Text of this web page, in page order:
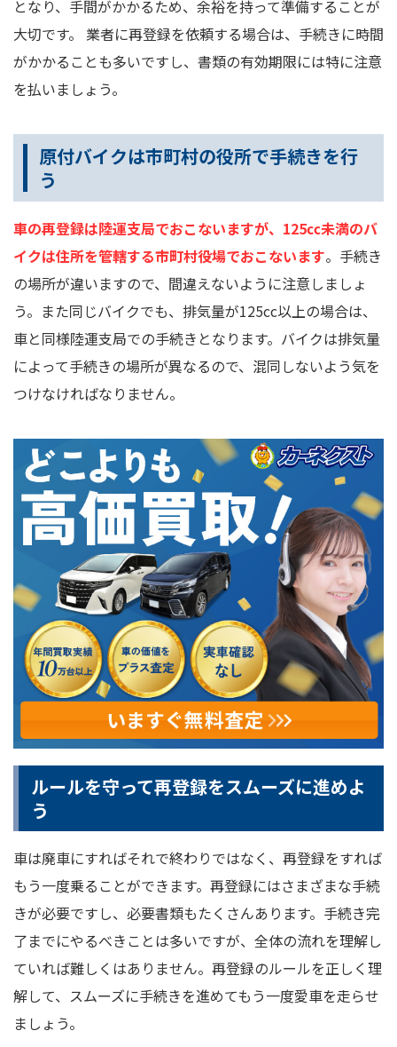
となり、手間がかかるため、余裕を持って準備することが
大切です。 業者に再登録を依頼する場合は、手続きに時間
がかかることも多いですし、書類の有効期限には特に注意
を払いましょう。
原付バイクは市町村の役所で手続きを行
う
車の再登録は陸運支局でおこないますが、125㏄未満のバ
イクは住所を管轄する市町村役場でおこないます。手続き
の場所が違いますので、間違えないように注意しましょ
う。また同じバイクでも、排気量が125cc以上の場合は、
車と同様陸運支局での手続きとなります。バイクは排気量
によって手続きの場所が異なるので、混同しないよう気を
つけなければなりません。
ルールを守って再登録をスムーズに進めよ
う
車は廃車にすればそれで終わりではなく、再登録をすれば
もう一度乗ることができます。再登録にはさまざまな手続
きが必要ですし、必要書類もたくさんあります。手続き完
了までにやるべきことは多いですが、全体の流れを理解し
ていれば難しくはありません。再登録のルールを正しく理
解して、スムーズに手続きを進めてもう一度愛車を走らせ
ましょう。